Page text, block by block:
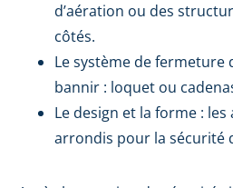
d’aération ou des
côtés.
Le système de fermeture
bannir : loquet ou
Le design et la forme :
arrondis pour la sécurité